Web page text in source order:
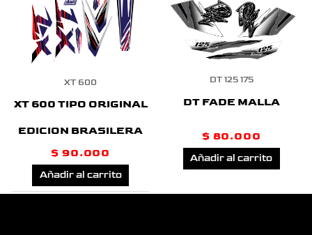
XT 600
XT 600 TIPO ORIGINAL
EDICION BRASILERA
$ 90.000
Añadir al carrito
DT 125 175
DT FADE MALLA
$ 80.000
Añadir al carrito